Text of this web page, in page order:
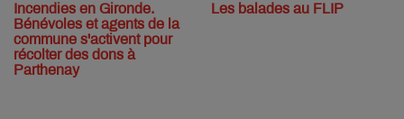
Incendies en Gironde.
Bénévoles et agents de la
commune s'activent pour
récolter des dons à
Parthenay
Les balades au FLIP